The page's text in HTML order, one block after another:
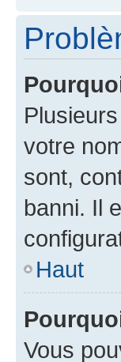
votre
sont,
banni. Il
Haut
Vous